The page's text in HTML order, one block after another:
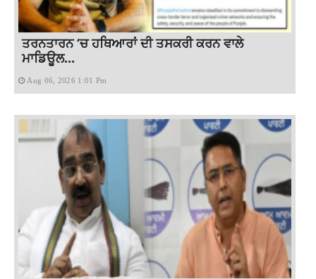
ਤਰਨਤਾਰਨ ‘ਚ ਹਥਿਆਰਾਂ ਦੀ ਤਸਕਰੀ ਕਰਨ ਵਾਲੇ
ਮਾਡਿਊਲ...
Aug 06, 2026 1:01 Pm